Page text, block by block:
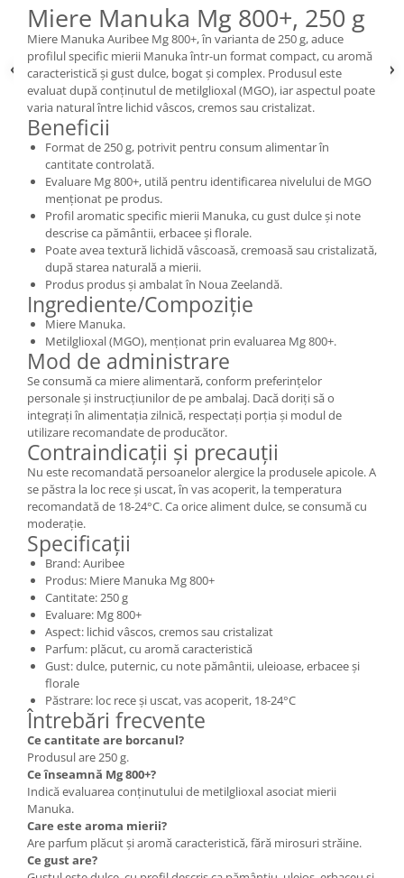
Miere Manuka Mg 800+, 250 g
Miere Manuka Auribee Mg 800+, în varianta de 250 g, aduce
profilul specific mierii Manuka într-un format compact, cu aromă
caracteristică și gust dulce, bogat și complex. Produsul este
evaluat după conținutul de metilglioxal (MGO), iar aspectul poate
varia natural între lichid vâscos, cremos sau cristalizat.
Beneficii
Format de 250 g, potrivit pentru consum alimentar în
cantitate controlată.
Evaluare Mg 800+, utilă pentru identificarea nivelului de MGO
menționat pe produs.
Profil aromatic specific mierii Manuka, cu gust dulce și note
descrise ca pământii, erbacee și florale.
Poate avea textură lichidă vâscoasă, cremoasă sau cristalizată,
după starea naturală a mierii.
Produs produs și ambalat în Noua Zeelandă.
Ingrediente/Compoziție
Miere Manuka.
Metilglioxal (MGO), menționat prin evaluarea Mg 800+.
Mod de administrare
Se consumă ca miere alimentară, conform preferințelor
personale și instrucțiunilor de pe ambalaj. Dacă doriți să o
integrați în alimentația zilnică, respectați porția și modul de
utilizare recomandate de producător.
Contraindicații și precauții
Nu este recomandată persoanelor alergice la produsele apicole. A
se păstra la loc rece și uscat, în vas acoperit, la temperatura
recomandată de 18-24°C. Ca orice aliment dulce, se consumă cu
moderație.
Specificații
Brand: Auribee
Produs: Miere Manuka Mg 800+
Cantitate: 250 g
Evaluare: Mg 800+
Aspect: lichid vâscos, cremos sau cristalizat
Parfum: plăcut, cu aromă caracteristică
Gust: dulce, puternic, cu note pământii, uleioase, erbacee și
florale
Păstrare: loc rece și uscat, vas acoperit, 18-24°C
Întrebări frecvente
Ce cantitate are borcanul?
Produsul are 250 g.
Ce înseamnă Mg 800+?
Indică evaluarea conținutului de metilglioxal asociat mierii
Manuka.
Care este aroma mierii?
Are parfum plăcut și aromă caracteristică, fără mirosuri străine.
Ce gust are?